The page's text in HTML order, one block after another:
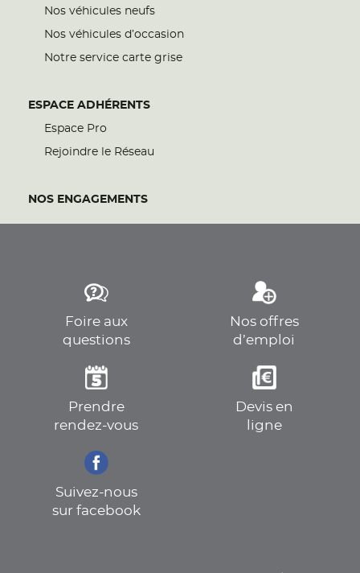
Nos véhicules neufs
Nos véhicules d’occasion
Notre service carte grise
ESPACE ADHÉRENTS
Espace Pro
Rejoindre le Réseau
NOS ENGAGEMENTS
Foire aux
questions
Nos offres
d’emploi
Prendre
rendez-vous
Devis en
ligne
Suivez-nous
sur facebook